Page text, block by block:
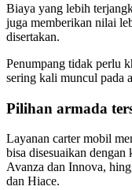
Biaya yang lebih
juga memberikan nilai
disertakan.
Penumpang tidak perlu
sering kali muncul pada
Pilihan armada
Layanan carter mobil
bisa disesuaikan
Avanza dan Innova,
dan Hiace.